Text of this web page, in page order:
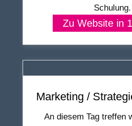
Schulung.
Zu Website in
Marketing /
An diesem Tag treffen